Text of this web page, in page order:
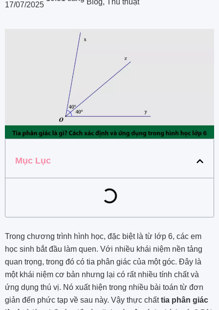
17/07/2025
Mục Lục
Trong chương trình hình học, đặc biệt là từ lớp 6, các em
học sinh bắt đầu làm quen. Với nhiều khái niệm nền tảng
quan trọng, trong đó có tia phân giác của một góc. Đây là
một khái niệm cơ bản nhưng lại có rất nhiều tính chất và
ứng dụng thú vị. Nó xuất hiện trong nhiều bài toán từ đơn
giản đến phức tạp về sau này. Vậy thực chấttia phân giác